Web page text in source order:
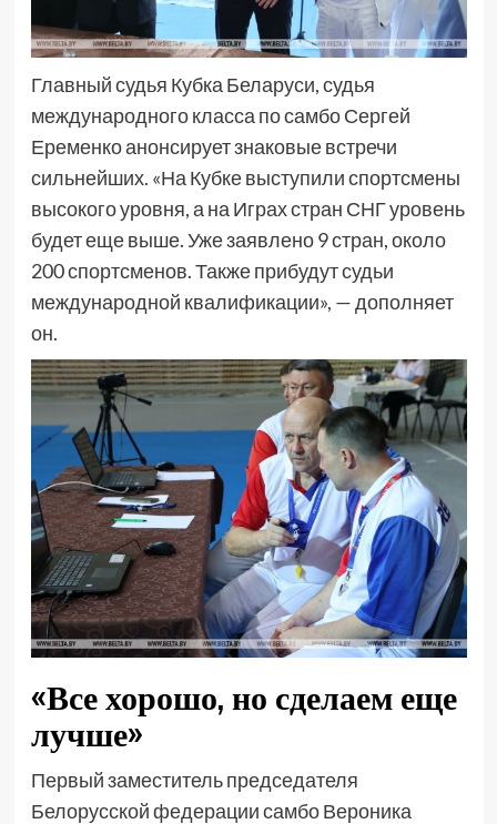
Главный судья Кубка Беларуси, судья
международного класса по самбо Сергей
Еременко анонсирует знаковые встречи
сильнейших. «На Кубке выступили спортсмены
высокого уровня, а на Играх стран СНГ уровень
будет еще выше. Уже заявлено 9 стран, около
200 спортсменов. Также прибудут судьи
международной квалификации», — дополняет
он.
«Все хорошо, но сделаем еще
лучше»
Первый заместитель председателя
Белорусской федерации самбо Вероника